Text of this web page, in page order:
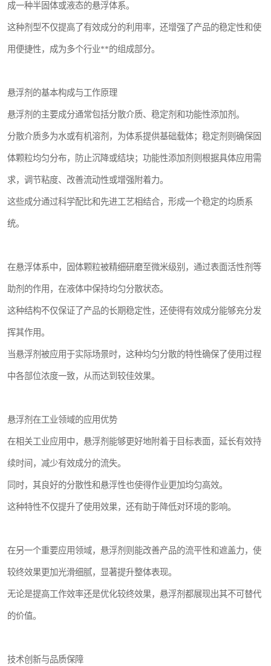
成一种半固体或液态的悬浮体系。
这种剂型不仅提高了有效成分的利用率，还增强了产品的稳定性和使
用便捷性，成为多个行业**的组成部分。
悬浮剂的基本构成与工作原理
悬浮剂的主要成分通常包括分散介质、稳定剂和功能性添加剂。
分散介质多为水或有机溶剂，为体系提供基础载体；稳定剂则确保固
体颗粒均匀分布，防止沉降或结块；功能性添加剂则根据具体应用需
求，调节粘度、改善流动性或增强附着力。
这些成分通过科学配比和先进工艺相结合，形成一个稳定的均质系
统。
在悬浮体系中，固体颗粒被精细研磨至微米级别，通过表面活性剂等
助剂的作用，在液体中保持均匀分散状态。
这种结构不仅保证了产品的长期稳定性，还使得有效成分能够充分发
挥其作用。
当悬浮剂被应用于实际场景时，这种均匀分散的特性确保了使用过程
中各部位浓度一致，从而达到较佳效果。
悬浮剂在工业领域的应用优势
在相关工业应用中，悬浮剂能够更好地附着于目标表面，延长有效持
续时间，减少有效成分的流失。
同时，其良好的分散性和悬浮性也使得作业更加均匀高效。
这种特性不仅提升了使用效果，还有助于降低对环境的影响。
在另一个重要应用领域，悬浮剂则能改善产品的流平性和遮盖力，使
较终效果更加光滑细腻，显著提升整体表现。
无论是提高工作效率还是优化较终效果，悬浮剂都展现出其不可替代
的价值。
技术创新与品质保障